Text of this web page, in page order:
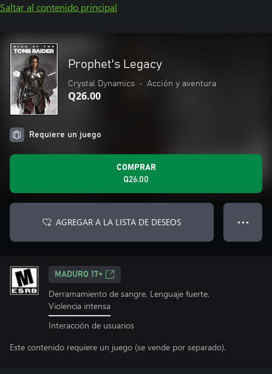
Saltar al contenido principal
Prophet's Legacy
Crystal Dynamics • Acción y aventura
Q26.00
Requiere un juego
COMPRAR
Q26.00
AGREGAR A LA LISTA DE DESEOS ● ● ●
MADURO 17+
Derramamiento de sangre, Lenguaje fuerte,
Violencia intensa
Interacción de usuarios
Este contenido requiere un juego (se vende por separado).